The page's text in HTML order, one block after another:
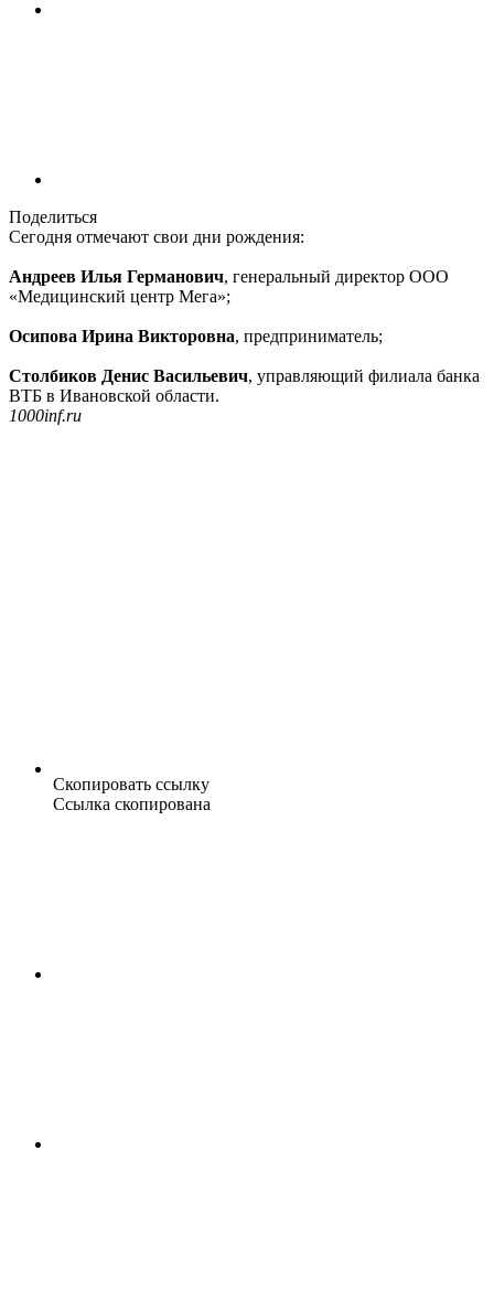
Поделиться
Сегодня отмечают свои дни рождения:
Андреев Илья Германович, генеральный директор ООО
«Медицинский центр Мега»;
Осипова Ирина Викторовна, предприниматель;
Столбиков Денис Васильевич, управляющий филиала банка
ВТБ в Ивановской области.
1000inf.ru
Скопировать ссылку
Ссылка скопирована